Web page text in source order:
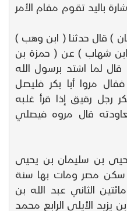
باليد تقوم مقام الأمر
) قال حدثنا ( ابن وهب )
شهاب ) عن ( حمزة بن
قال لما اشتد برسول الله
مروا أبا بكر فليصل
رجل رقيق إذا قرأ غلبه
قال مروه فيصلي
بن سليمان بن يحيى
سكن مصر ومات بها سنة
الثاني عبد الله بن
الأيلي الرابع محمد